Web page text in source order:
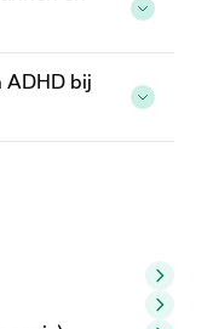
ADHD bij